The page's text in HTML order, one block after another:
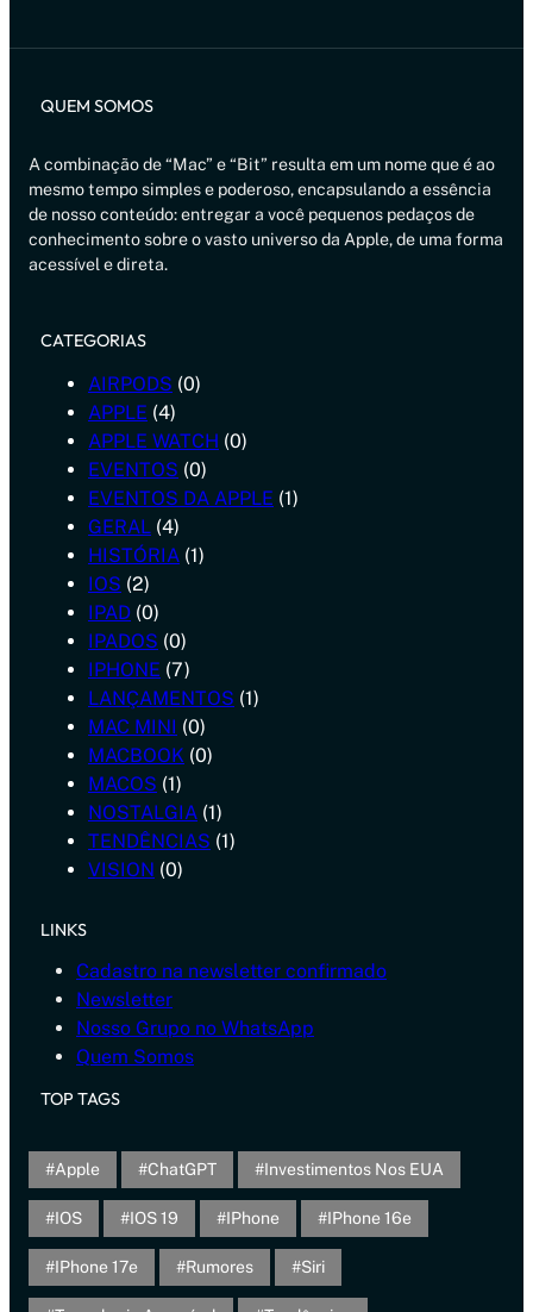
QUEM SOMOS
A combinação de “Mac” e “Bit” resulta em um nome que é ao
mesmo tempo simples e poderoso, encapsulando a essência
de nosso conteúdo: entregar a você pequenos pedaços de
conhecimento sobre o vasto universo da Apple, de uma forma
acessível e direta.
CATEGORIAS
AIRPODS (0)
APPLE (4)
APPLE WATCH (0)
EVENTOS (0)
EVENTOS DA APPLE (1)
GERAL (4)
HISTÓRIA (1)
IOS (2)
IPAD (0)
IPADOS (0)
IPHONE (7)
LANÇAMENTOS (1)
MAC MINI (0)
MACBOOK (0)
MACOS (1)
NOSTALGIA (1)
TENDÊNCIAS (1)
VISION (0)
LINKS
Cadastro na newsletter confirmado
Newsletter
Nosso Grupo no WhatsApp
Quem Somos
TOP TAGS
Apple ChatGPT Investimentos Nos EUA
IOS IOS 19 IPhone IPhone 16e
IPhone 17e Rumores Siri